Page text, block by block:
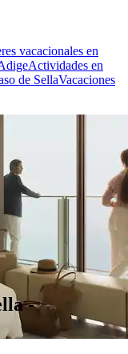
vacacionales en
Actividades en
de SellaVacaciones
-